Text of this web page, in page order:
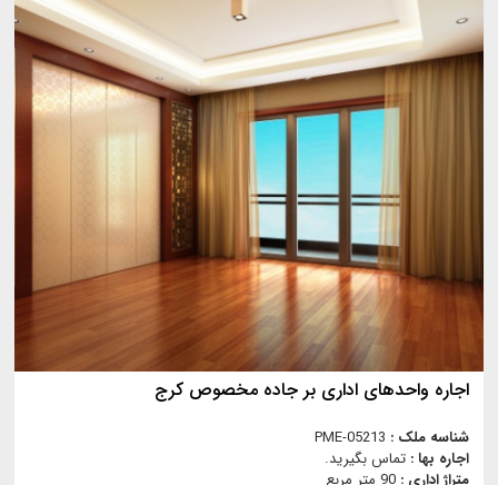
اجاره واحدهای اداری بر جاده مخصوص کرج
شناسه ملک : PME-05213
اجاره بها : تماس بگیرید.